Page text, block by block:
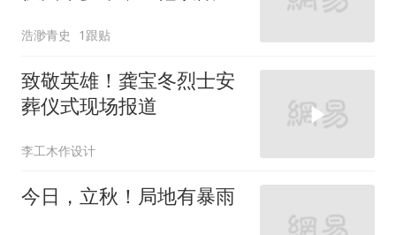
浩渺青史 1跟贴
致敬英雄！龚宝冬烈士安
葬仪式现场报道
李工木作设计
今日，立秋！局地有暴雨